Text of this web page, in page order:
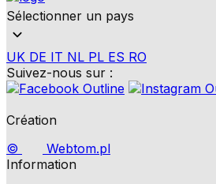
Sélectionner un pays
UK DE IT NL PL ES RO
Suivez-nous sur :
Création
©
Webtom.pl
Information